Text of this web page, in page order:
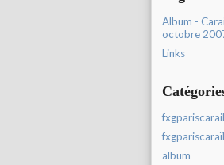
Album -
octobre
Links
album